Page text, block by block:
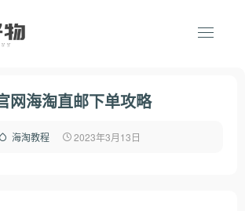
网海淘直邮下单攻略
海淘教程 2023年3月13日